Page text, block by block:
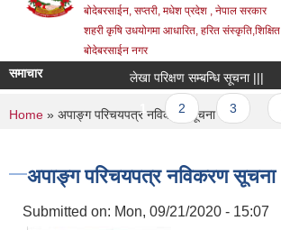
बोदेबरसाईन, सप्तरी, मधेश प्रदेश , नेपाल सरकार
शहरी कृषि उधयोगमा आधारित, हरित संस्कृति,शिक्षित
बोदेबरसाईन नगर
समाचार लेखा परिक्षण सम्बन्धि सूचना |||
Pages
1 2 3
You are here
Home » अपाङ्ग परिचयपत्र नविकरण सूचना
अपाङ्ग परिचयपत्र नविकरण सूचना
Submitted on: Mon, 09/21/2020 - 15:07